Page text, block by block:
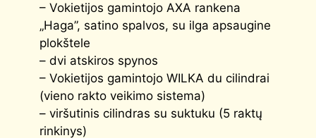
– Vokietijos gamintojo AXA rankena
„Haga”, satino spalvos, su ilga apsaugine
plokštele
– dvi atskiros spynos
– Vokietijos gamintojo WILKA du cilindrai
(vieno rakto veikimo sistema)
– viršutinis cilindras su suktuku (5 raktų
rinkinys)